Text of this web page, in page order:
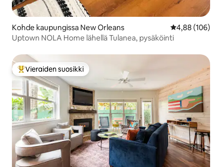
Kohde kaupungissa New Orleans
4,88 (106)
Uptown NOLA Home lähellä Tulanea, pysäköinti
Vieraiden suosikkien parhaimmistoa
Vieraiden suosikki